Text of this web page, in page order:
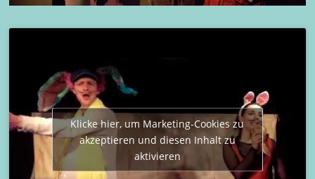
Klicke hier, um Marketing-Cookies zu
akzeptieren und diesen Inhalt zu
aktivieren